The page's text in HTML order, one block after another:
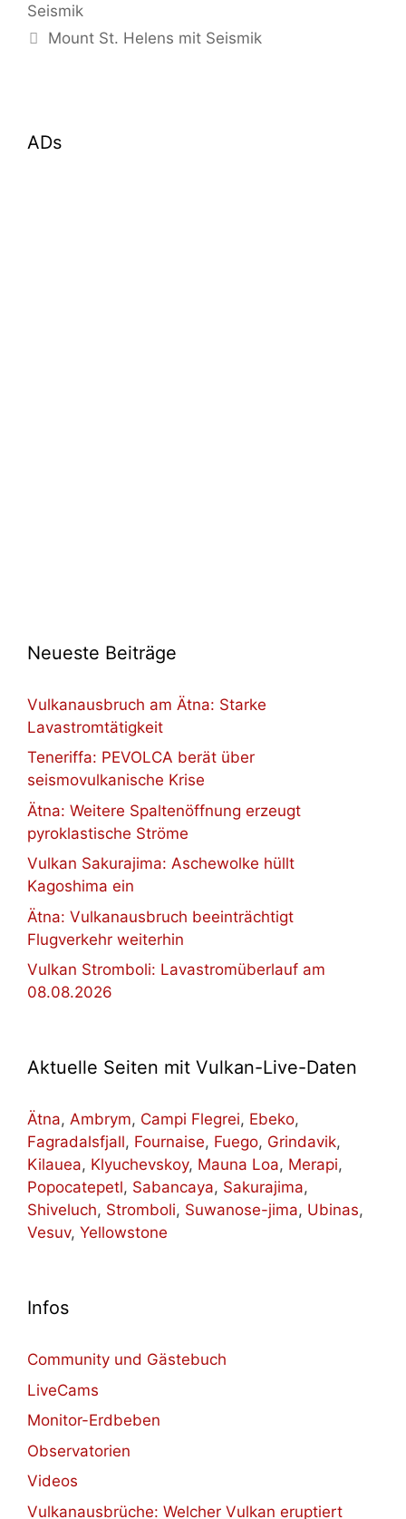
Seismik
Mount St. Helens mit Seismik
ADs
Neueste Beiträge
Vulkanausbruch am Ätna: Starke
Lavastromtätigkeit
Teneriffa: PEVOLCA berät über
seismovulkanische Krise
Ätna: Weitere Spaltenöffnung erzeugt
pyroklastische Ströme
Vulkan Sakurajima: Aschewolke hüllt
Kagoshima ein
Ätna: Vulkanausbruch beeinträchtigt
Flugverkehr weiterhin
Vulkan Stromboli: Lavastromüberlauf am
08.08.2026
Aktuelle Seiten mit Vulkan-Live-Daten
Ätna, Ambrym, Campi Flegrei, Ebeko,
Fagradalsfjall, Fournaise, Fuego, Grindavik,
Kilauea, Klyuchevskoy, Mauna Loa, Merapi,
Popocatepetl, Sabancaya, Sakurajima,
Shiveluch, Stromboli, Suwanose-jima, Ubinas,
Vesuv, Yellowstone
Infos
Community und Gästebuch
LiveCams
Monitor-Erdbeben
Observatorien
Videos
Vulkanausbrüche: Welcher Vulkan eruptiert